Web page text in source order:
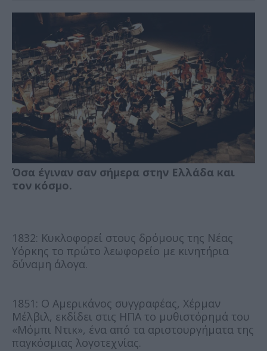
Όσα έγιναν σαν σήμερα στην Ελλάδα και
τον κόσμο.
1832: Κυκλοφορεί στους δρόμους της Νέας
Υόρκης το πρώτο λεωφορείο με κινητήρια
δύναμη άλογα.
1851: Ο Αμερικάνος συγγραφέας, Χέρμαν
Μέλβιλ, εκδίδει στις ΗΠΑ το μυθιστόρημά του
«Μόμπι Ντικ», ένα από τα αριστουργήματα της
παγκόσμιας λογοτεχνίας.